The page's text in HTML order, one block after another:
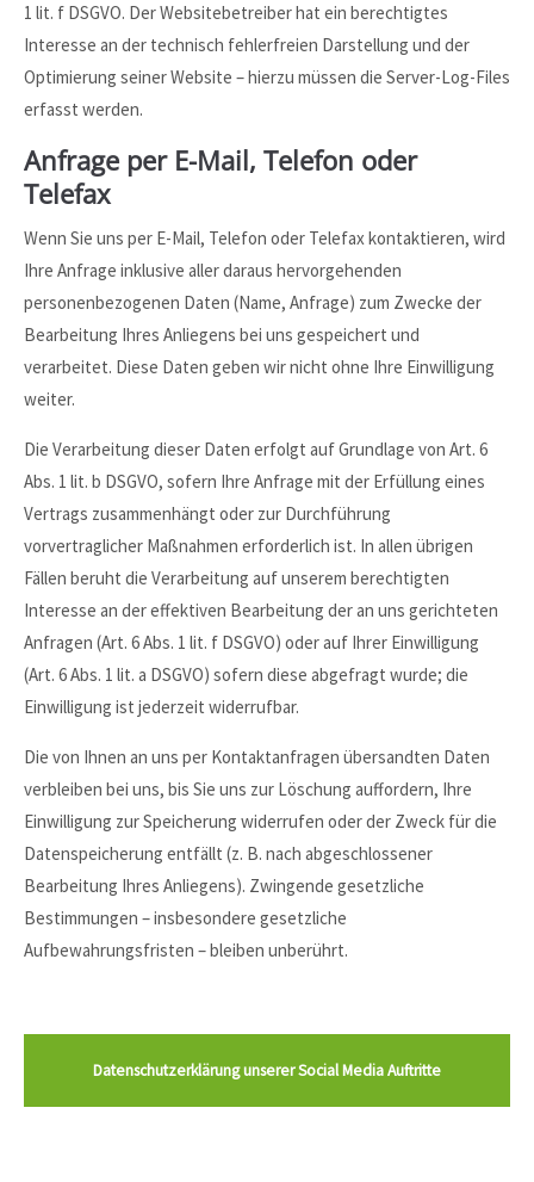
1 lit. f DSGVO. Der Websitebetreiber hat ein berechtigtes
Interesse an der technisch fehlerfreien Darstellung und der
Optimierung seiner Website – hierzu müssen die Server-Log-Files
erfasst werden.
Anfrage per E-Mail, Telefon oder
Telefax
Wenn Sie uns per E-Mail, Telefon oder Telefax kontaktieren, wird
Ihre Anfrage inklusive aller daraus hervorgehenden
personenbezogenen Daten (Name, Anfrage) zum Zwecke der
Bearbeitung Ihres Anliegens bei uns gespeichert und
verarbeitet. Diese Daten geben wir nicht ohne Ihre Einwilligung
weiter.
Die Verarbeitung dieser Daten erfolgt auf Grundlage von Art. 6
Abs. 1 lit. b DSGVO, sofern Ihre Anfrage mit der Erfüllung eines
Vertrags zusammenhängt oder zur Durchführung
vorvertraglicher Maßnahmen erforderlich ist. In allen übrigen
Fällen beruht die Verarbeitung auf unserem berechtigten
Interesse an der effektiven Bearbeitung der an uns gerichteten
Anfragen (Art. 6 Abs. 1 lit. f DSGVO) oder auf Ihrer Einwilligung
(Art. 6 Abs. 1 lit. a DSGVO) sofern diese abgefragt wurde; die
Einwilligung ist jederzeit widerrufbar.
Die von Ihnen an uns per Kontaktanfragen übersandten Daten
verbleiben bei uns, bis Sie uns zur Löschung auffordern, Ihre
Einwilligung zur Speicherung widerrufen oder der Zweck für die
Datenspeicherung entfällt (z. B. nach abgeschlossener
Bearbeitung Ihres Anliegens). Zwingende gesetzliche
Bestimmungen – insbesondere gesetzliche
Aufbewahrungsfristen – bleiben unberührt.
Datenschutzerklärung unserer Social Media Auftritte